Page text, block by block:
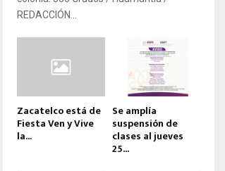
REDACCIÓN...
Zacatelco está de
Fiesta Ven y Vive
la...
Se amplía
suspensión de
clases al jueves
25...